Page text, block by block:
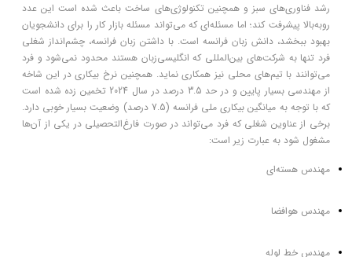
رشد فناوری‌های سبز و همچنین تکنولوژی‌های ساخت باعث شده است این عدد
روبه‌بالا پیشرفت کند؛ اما مسئله‌ای که می‌تواند مسئله بازار کار را برای دانشجویان
بهبود ببخشد، دانش زبان فرانسه است. با داشتن زبان فرانسه، چشم‌انداز شغلی
فرد تنها به شرکت‌های بین‌المللی که انگلیسی‌زبان هستند محدود نمی‌شود و فرد
می‌توانند با تیم‌های محلی نیز همکاری نماید. همچنین نرخ بیکاری در این شاخه
از مهندسی بسیار پایین و در حد 3.5 درصد در سال 2024 تخمین زده شده است
که با توجه به میانگین بیکاری ملی فرانسه (7.5 درصد) وضعیت بسیار خوبی دارد.
برخی از عناوین شغلی که فرد می‌تواند در صورت فارغ‌التحصیلی در یکی از آن‌ها
مشغول شود به عبارت زیر است:
مهندس هسته‌ای
مهندس هوافضا
مهندس خط لوله